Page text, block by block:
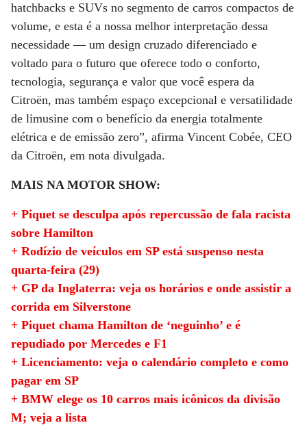
hatchbacks e SUVs no segmento de carros compactos de
volume, e esta é a nossa melhor interpretação dessa
necessidade — um design cruzado diferenciado e
voltado para o futuro que oferece todo o conforto,
tecnologia, segurança e valor que você espera da
Citroën, mas também espaço excepcional e versatilidade
de limusine com o benefício da energia totalmente
elétrica e de emissão zero”, afirma Vincent Cobée, CEO
da Citroën, em nota divulgada.
MAIS NA MOTOR SHOW:
+ Piquet se desculpa após repercussão de fala racista
sobre Hamilton
+ Rodízio de veículos em SP está suspenso nesta
quarta-feira (29)
+ GP da Inglaterra: veja os horários e onde assistir a
corrida em Silverstone
+ Piquet chama Hamilton de ‘neguinho’ e é
repudiado por Mercedes e F1
+ Licenciamento: veja o calendário completo e como
pagar em SP
+ BMW elege os 10 carros mais icônicos da divisão
M; veja a lista